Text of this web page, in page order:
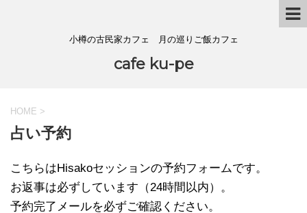
小樽の古民家カフェ 月の巡りご飯カフェ
cafe ku-pe
HOME >
占い予約
こちらはHisakoセッションの予約フォームです。
お返事は必ずしています（24時間以内）。
予約完了メールを必ずご確認ください。